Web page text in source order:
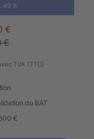
49 %
€
€
TVA (TTC)
du BAT
€